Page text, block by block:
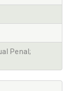
Penal;